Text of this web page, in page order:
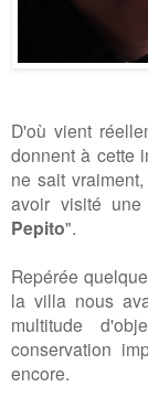
D'où vient
donnent à cette
ne sait vraiment,
avoir visité
Pepito".
Repérée
la villa nous
multitude
conservation
encore.